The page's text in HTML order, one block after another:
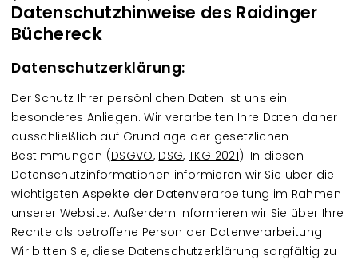
Datenschutzhinweise des Raidinger
Büchereck
Datenschutzerklärung:
Der Schutz Ihrer persönlichen Daten ist uns ein
besonderes Anliegen. Wir verarbeiten Ihre Daten daher
ausschließlich auf Grundlage der gesetzlichen
Bestimmungen (DSGVO, DSG,TKG 2021). In diesen
Datenschutzinformationen informieren wir Sie über die
wichtigsten Aspekte der Datenverarbeitung im Rahmen
unserer Website. Außerdem informieren wir Sie über Ihre
Rechte als betroffene Person der Datenverarbeitung.
Wir bitten Sie, diese Datenschutzerklärung sorgfältig zu